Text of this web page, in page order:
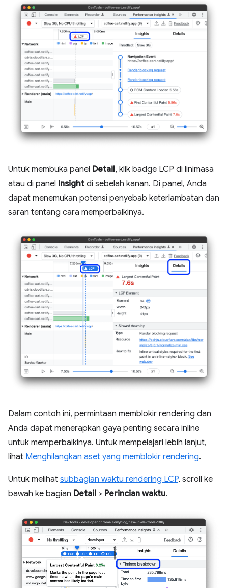
Untuk membuka panel Detail, klik badge LCP di linimasa
atau di panel Insight di sebelah kanan. Di panel, Anda
dapat menemukan potensi penyebab keterlambatan dan
saran tentang cara memperbaikinya.
Dalam contoh ini, permintaan memblokir rendering dan
Anda dapat menerapkan gaya penting secara inline
untuk memperbaikinya. Untuk mempelajari lebih lanjut,
lihat Menghilangkan aset yang memblokir rendering.
Untuk melihat subbagian waktu rendering LCP, scroll ke
bawah ke bagian Detail > Perincian waktu.